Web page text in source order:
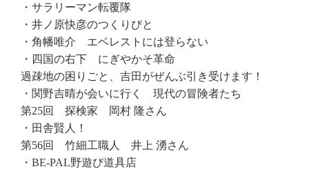
・サラリーマン転覆隊
・井ノ原快彦のつくりびと
・角幡唯介 エベレストには登らない
・四国の右下 にぎやかそ革命
過疎地の困りごと、吉田がぜんぶ引き受けます！
・関野吉晴が会いに行く 現代の冒険者たち
第25回 探検家 岡村 隆さん
・田舎賢人！
第56回 竹細工職人 井上 湧さん
・BE-PAL野遊び道具店